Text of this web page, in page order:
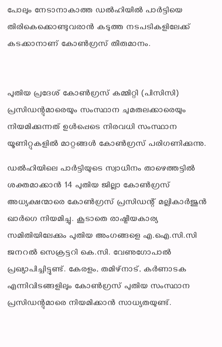
പോലും നേടാനാകാത്ത ഡൽഹിയിൽ പാർട്ടിയെ
തിരികെക്കൊണ്ടുവരാൻ കടുത്ത നടപടികളിലേക്ക്
കടക്കാനാണ് കോൺഗ്രസ് തീരുമാനം.
പുതിയ പ്രദേശ് കോൺഗ്രസ് കമ്മിറ്റി (പിസിസി)
പ്രസിഡന്റുമാരെയും സംസ്ഥാന ചുമതലക്കാരെയും
നിയമിക്കുന്നത് ഉൾപ്പെടെ നിരവധി സംസ്ഥാന
യൂണിറ്റുകളിൽ മാറ്റങ്ങൾ കോൺഗ്രസ് പരിഗണിക്കുന്നു.
ഡൽഹിയിലെ പാർട്ടിയുടെ സ്വാധീനം താഴെത്തട്ടിൽ
ശക്തമാക്കാൻ 14 പുതിയ ജില്ലാ കോൺഗ്രസ്
അധ്യക്ഷന്മാരെ കോൺഗ്രസ് പ്രസിഡന്റ് മല്ലികാർജുൻ
ഖാർഗെ നിയമിച്ചു. കൂടാതെ രാഷ്ട്രീയകാര്യ
സമിതിയിലേക്കും പുതിയ അംഗങ്ങളെ എ.ഐ.സി.സി
ജനറൽ സെക്രട്ടറി കെ.സി. വേണുഗോപാൽ
പ്രഖ്യാപിച്ചിട്ടുണ്ട്. കേരളം, തമിഴ്‌നാട്, കർണാടക
എന്നിവിടങ്ങളിലും കോൺഗ്രസ് പുതിയ സംസ്ഥാന
പ്രസിഡന്റുമാരെ നിയമിക്കാൻ സാധ്യതയുണ്ട്.